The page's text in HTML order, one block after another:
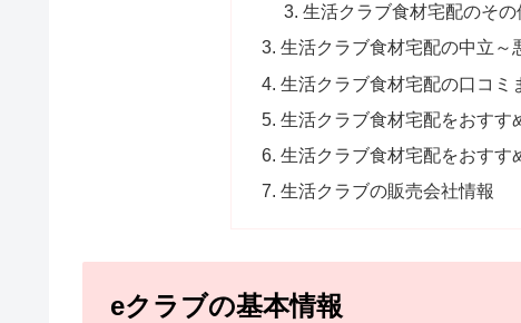
生活クラブ食材宅配のそ
生活クラブ食材宅配の中立～
生活クラブ食材宅配の口コミ
生活クラブ食材宅配をおすす
生活クラブ食材宅配をおすす
生活クラブの販売会社情報
eクラブの基本情報